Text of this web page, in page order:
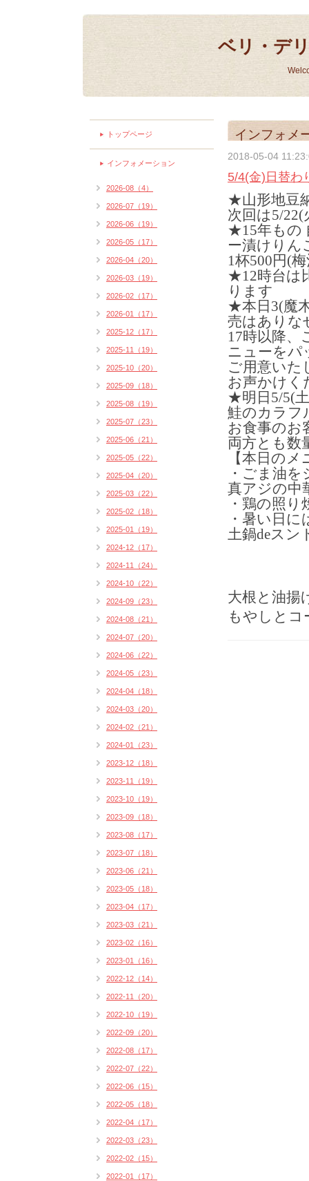
ベリ・デ
インフォメ
2018-05-04
5/4(金)日替わ
★山形地豆
次回は5/
★15年もの
ー漬けりん
1杯500円(
★12時台は
ります
★本日3(魔
売はありな
17時以降、
ニューをパ
ご用意いた
お声かけく
★明日5/5(
鮭のカラフ
お食事のお
両方とも数
【本日の
・ごま油
真アジの中
・鶏の照り
・暑い日
土鍋deスン
大根と油揚
もやしとコ
トップページ
インフォメーション
2026-08（4）
2026-07（19）
2026-06（19）
2026-05（17）
2026-04（20）
2026-03（19）
2026-02（17）
2026-01（17）
2025-12（17）
2025-11（19）
2025-10（20）
2025-09（18）
2025-08（19）
2025-07（23）
2025-06（21）
2025-05（22）
2025-04（20）
2025-03（22）
2025-02（18）
2025-01（19）
2024-12（17）
2024-11（24）
2024-10（22）
2024-09（23）
2024-08（21）
2024-07（20）
2024-06（22）
2024-05（23）
2024-04（18）
2024-03（20）
2024-02（21）
2024-01（23）
2023-12（18）
2023-11（19）
2023-10（19）
2023-09（18）
2023-08（17）
2023-07（18）
2023-06（21）
2023-05（18）
2023-04（17）
2023-03（21）
2023-02（16）
2023-01（16）
2022-12（14）
2022-11（20）
2022-10（19）
2022-09（20）
2022-08（17）
2022-07（22）
2022-06（15）
2022-05（18）
2022-04（17）
2022-03（23）
2022-02（15）
2022-01（17）